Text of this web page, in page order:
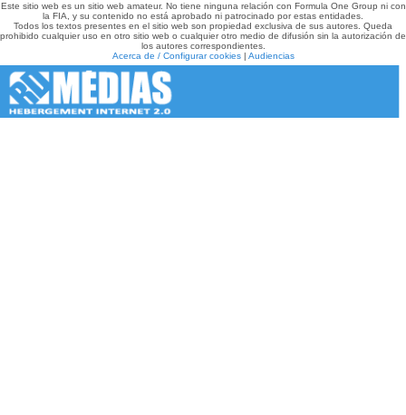
Este sitio web es un sitio web amateur. No tiene ninguna relación con Formula One Group ni con
la FIA, y su contenido no está aprobado ni patrocinado por estas entidades.
Todos los textos presentes en el sitio web son propiedad exclusiva de sus autores. Queda
prohibido cualquier uso en otro sitio web o cualquier otro medio de difusión sin la autorización de
los autores correspondientes.
Acerca de / Configurar cookies| Audiencias